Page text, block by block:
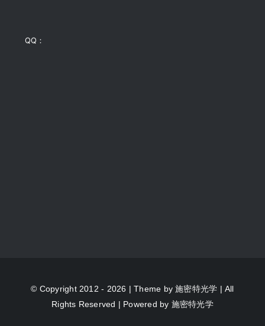
QQ：
© Copyright 2012 - 2026 | Theme by施密特光学 | All
Rights Reserved | Powered by 施密特光学